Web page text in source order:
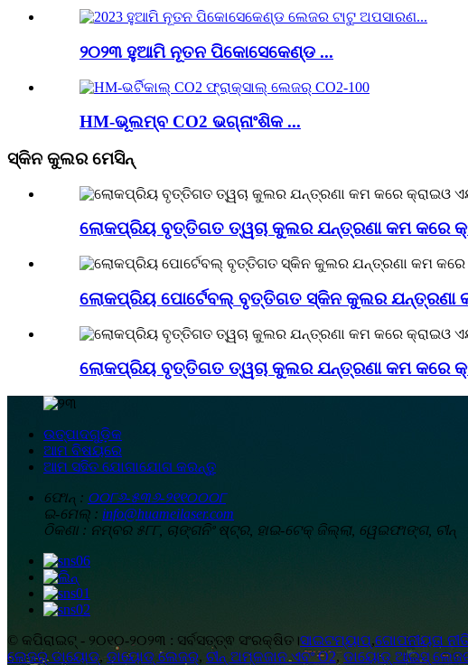
୨୦୨୩ ହୁଆମି ନୂତନ ପିକୋସେକେଣ୍ଡ ...
HM-ଭୂଲମ୍ବ CO2 ଭଗ୍ନାଂଶିକ ...
ସ୍କିନ କୁଲର ମେସିନ୍
ଲୋକପ୍ରିୟ ବୃତ୍ତିଗତ ତ୍ୱଚା କୁଲର ଯନ୍ତ୍ରଣା କମ କରେ
ଲୋକପ୍ରିୟ ପୋର୍ଟେବଲ୍ ବୃତ୍ତିଗତ ସ୍କିନ କୁଲର ଯନ୍ତ୍ରଣା
ଲୋକପ୍ରିୟ ବୃତ୍ତିଗତ ତ୍ୱଚା କୁଲର ଯନ୍ତ୍ରଣା କମ କରେ
ଉତ୍ପାଦଗୁଡ଼ିକ
ଆମ ବିଷୟରେ
ଆମ ସହିତ ଯୋଗାଯୋଗ କରନ୍ତୁ
ଫୋନ୍ : ୦୦୮୬-୫୩୬-୨୧୧୦୦୦୮
ଇ-ମେଲ୍ : info@huameilaser.com
ଠିକଣା : ନମ୍ବର ୫୮୮, ଚାଙ୍ଗନିଂ ଷ୍ଟ୍ର, ହାଇ-ଟେକ୍ ଜିଲ୍ଲା, ୱେଇଫାଙ୍ଗ, ଚୀନ୍
© କପିରାଇଟ୍ - ୨୦୧୦-୨୦୨୩ : ସର୍ବସତ୍ତ୍ଵ ସଂରକ୍ଷିତ।ସାଇଟମ୍ୟାପ୍,ଗୋପନୀୟତା
ଲେଜର୍ ଡାୟୋଡ୍, ଡାୟୋଡ୍ ଲେଜର୍, ଚୀନ୍ ଅମ୍ଳଜାନ ଏବଂ O2, ଡାୟୋଡ୍ ଆଇସ୍